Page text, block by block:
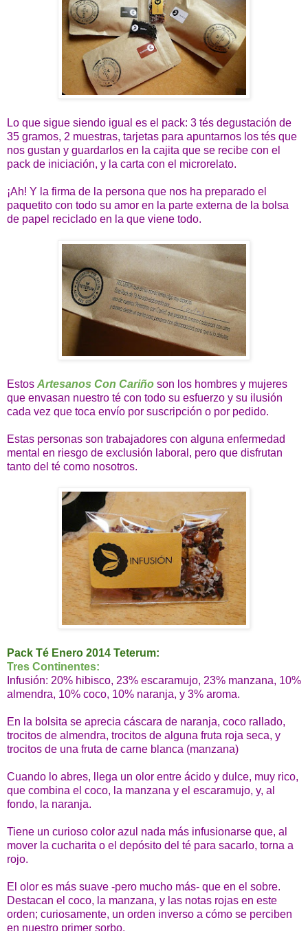
Lo que sigue siendo igual es el pack: 3 tés degustación de
35 gramos, 2 muestras, tarjetas para apuntarnos los tés que
nos gustan y guardarlos en la cajita que se recibe con el
pack de iniciación, y la carta con el microrelato.
¡Ah! Y la firma de la persona que nos ha preparado el
paquetito con todo su amor en la parte externa de la bolsa
de papel reciclado en la que viene todo.
Estos Artesanos Con Cariño son los hombres y mujeres
que envasan nuestro té con todo su esfuerzo y su ilusión
cada vez que toca envío por suscripción o por pedido.
Estas personas son trabajadores con alguna enfermedad
mental en riesgo de exclusión laboral, pero que disfrutan
tanto del té como nosotros.
Pack Té Enero 2014 Teterum:
Tres Continentes:
Infusión: 20% hibisco, 23% escaramujo, 23% manzana, 10%
almendra, 10% coco, 10% naranja, y 3% aroma.
En la bolsita se aprecia cáscara de naranja, coco rallado,
trocitos de almendra, trocitos de alguna fruta roja seca, y
trocitos de una fruta de carne blanca (manzana)
Cuando lo abres, llega un olor entre ácido y dulce, muy rico,
que combina el coco, la manzana y el escaramujo, y, al
fondo, la naranja.
Tiene un curioso color azul nada más infusionarse que, al
mover la cucharita o el depósito del té para sacarlo, torna a
rojo.
El olor es más suave -pero mucho más- que en el sobre.
Destacan el coco, la manzana, y las notas rojas en este
orden; curiosamente, un orden inverso a cómo se perciben
en nuestro primer sorbo.